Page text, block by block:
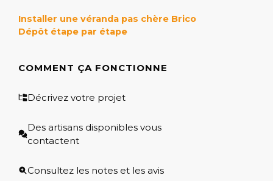
Installer une véranda pas chère Brico
Dépôt étape par étape
COMMENT ÇA FONCTIONNE
Décrivez votre projet
Des artisans disponibles vous
contactent
Consultez les notes et les avis